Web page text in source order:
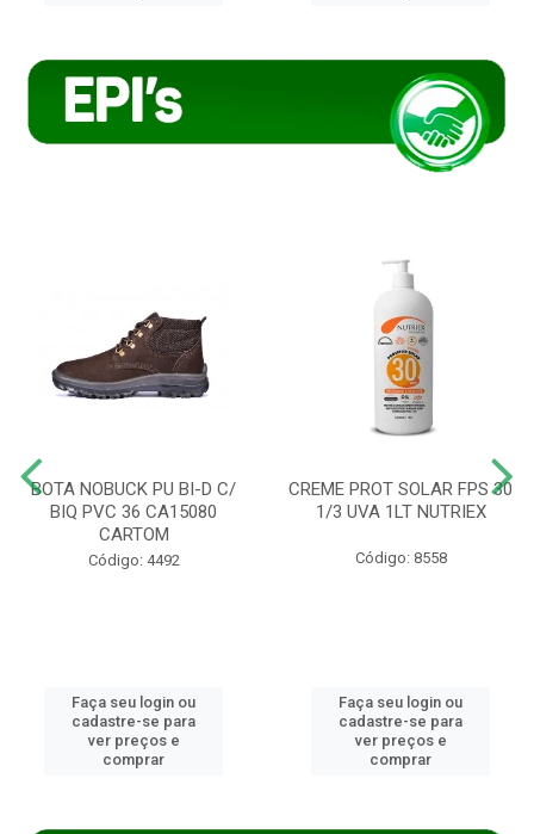
BOTA NOBUCK PU BI-D C/
BIQ PVC 36 CA15080
CARTOM
Código: 4492
Faça seu login ou
cadastre-se para
ver preços e
comprar
CREME PROT SOLAR FPS 30
1/3 UVA 1LT NUTRIEX
Código: 8558
Faça seu login ou
cadastre-se para
ver preços e
comprar